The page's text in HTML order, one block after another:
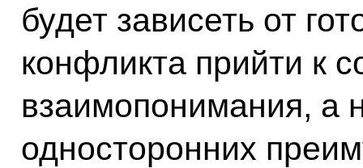
будет зависеть от
конфликта прийти к
взаимопонимания, а
односторонних